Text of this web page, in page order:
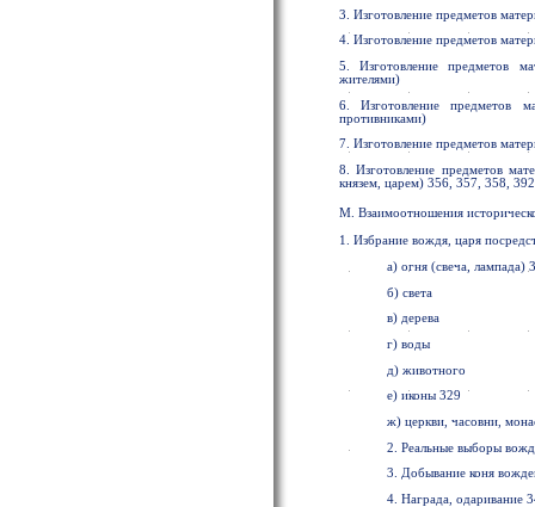
3. Изготовление предметов
4. Изготовление предметов
5. Изготовление предметов
жителями)
6. Изготовление предметов
противниками)
7. Изготовление предметов
8. Изготовление предметов
князем, царем) 356, 357, 358, 392
М. Взаимоотношения
1. Избрание вождя, царя
а) огня (свеча, лампада)
б) света
в) дерева
г) воды
д) животного
е) иконы 329
ж) церкви, часовни,
2. Реальные выборы
3. Добывание коня
4. Награда, одаривание